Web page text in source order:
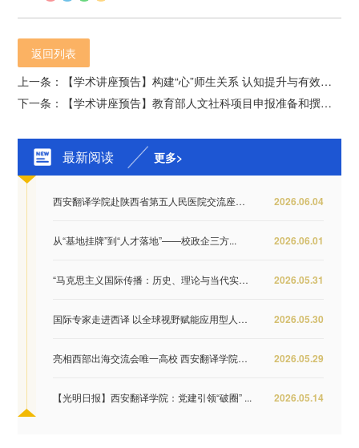
返回列表
上一条：【学术讲座预告】构建“心”师生关系 认知提升与有效干预
下一条：【学术讲座预告】教育部人文社科项目申报准备和撰写的体会与建议
最新阅读 更多>
2026.06.04
西安翻译学院赴陕西省第五人民医院交流座谈 推...
2026.06.01
从“基地挂牌”到“人才落地”——校政企三方...
2026.05.31
“马克思主义国际传播：历史、理论与当代实践...
2026.05.30
国际专家走进西译 以全球视野赋能应用型人才培...
2026.05.29
亮相西部出海交流会唯一高校 西安翻译学院签约...
2026.05.14
【光明日报】西安翻译学院：党建引领“破圈” ...